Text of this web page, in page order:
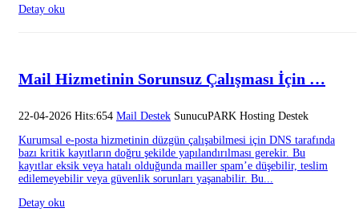
Detay oku
Mail Hizmetinin Sorunsuz Çalışması İçin …
22-04-2026 Hits:654 Mail Destek SunucuPARK Hosting Destek
Kurumsal e-posta hizmetinin düzgün çalışabilmesi için DNS tarafında
bazı kritik kayıtların doğru şekilde yapılandırılması gerekir. Bu
kayıtlar eksik veya hatalı olduğunda mailler spam’e düşebilir, teslim
edilemeyebilir veya güvenlik sorunları yaşanabilir. Bu...
Detay oku